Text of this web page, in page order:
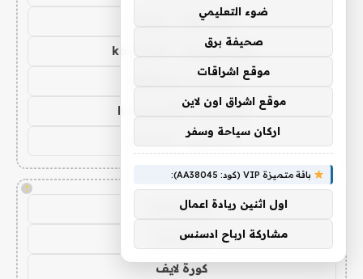
Yalla Live - يلا لايف
كورة اون لاين - koora onl
يلا كورة - yallakora
كورة 365 - kooora 365
اس جول - AS Goal
!
koora live
kora live
كورة لايف
ضوء التعليمي
صحيفة برق
موقع اشراقات
موقع اشراق اون لاين
اركان سياحة وسفر
باقة متميزة VIP (كود: AA38045):
اول اثنين ريادة اعمال
مشاركة ارباح ادسنس